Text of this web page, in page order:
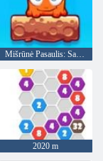
Mišrūnė Pasaulis: Savaitgalis
2020 m